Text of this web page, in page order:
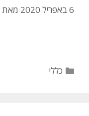
6 באפריל 2020 מאת
קטגוריות
כללי